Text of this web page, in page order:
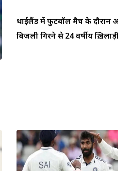
थाईलैंड में फुटबॉल मैच के दौरान
बिजली गिरने से 24 वर्षीय